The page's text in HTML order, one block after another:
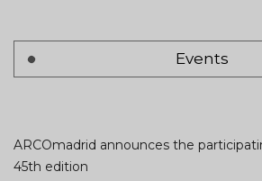
Events
ARCOmadrid announces the
45th edition